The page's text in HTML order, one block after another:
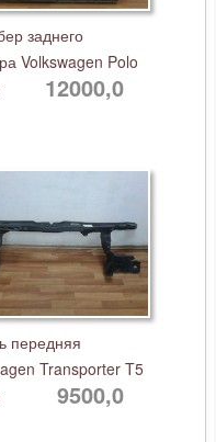
заднего
Volkswagen Polo
12000,0
передняя
Transporter T5
9500,0